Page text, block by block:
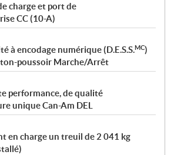
charge et port de
CC (10-A)
à encodage numérique (D.E.S.S.MC)
poussoir Marche/Arrêt
performance, de qualité
unique Can-Am DEL
en charge un treuil de 2 041 kg